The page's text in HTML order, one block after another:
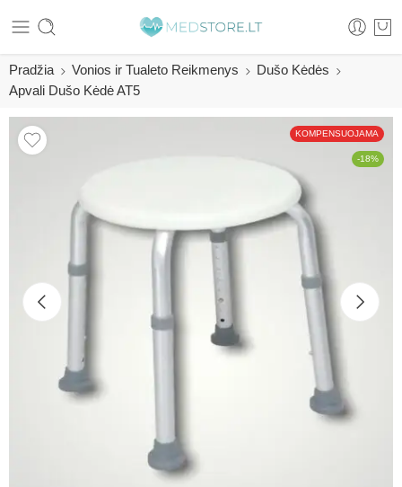
Pradžia Vonios ir Tualeto Reikmenys
Dušo Kėdės
Apvali Dušo Kėdė AT5
KOMPENSUOJAMA
-18%